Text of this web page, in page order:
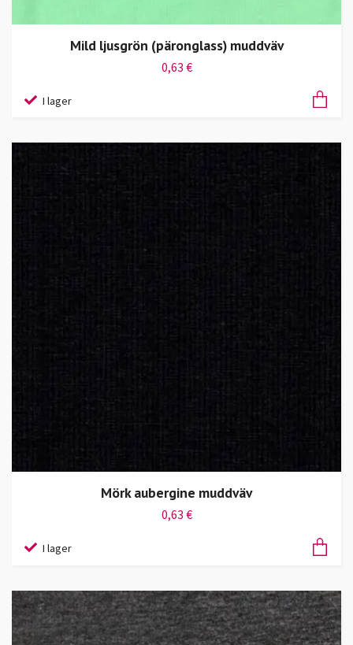
Mild ljusgrön (päronglass) muddväv
0,63 €
I lager
Mörk aubergine muddväv
0,63 €
I lager